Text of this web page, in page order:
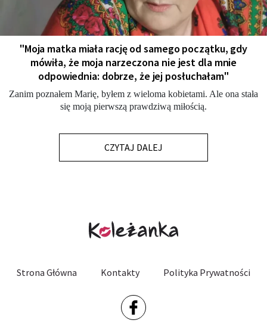
"Moja matka miała rację od samego początku, gdy
mówiła, że moja narzeczona nie jest dla mnie
odpowiednia: dobrze, że jej posłuchałam"
Zanim poznałem Marię, byłem z wieloma kobietami. Ale ona stała
się moją pierwszą prawdziwą miłością.
CZYTAJ DALEJ
Strona Główna Kontakty Polityka Prywatności